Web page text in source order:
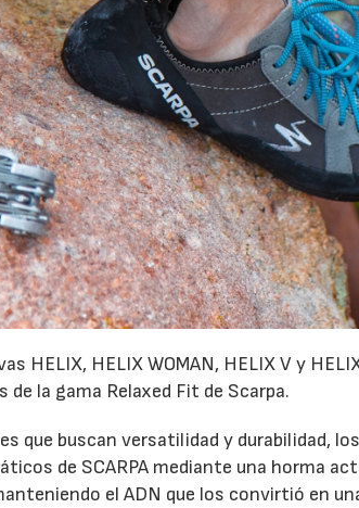
HELIX, HELIX WOMAN, HELIX V y
la gama Relaxed Fit de Scarpa.
que buscan versatilidad y durabilidad,
de SCARPA mediante una horma
el ADN que los convirtió en